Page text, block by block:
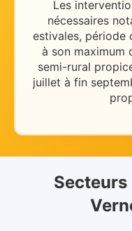
Les
nécessaires
estivales, période
à son maximum
semi-rural
juillet à fin